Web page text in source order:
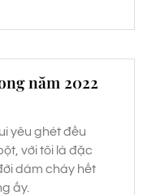
năm 2022
yêu ghét đều
với tôi là đặc
dám cháy hết
ấy.